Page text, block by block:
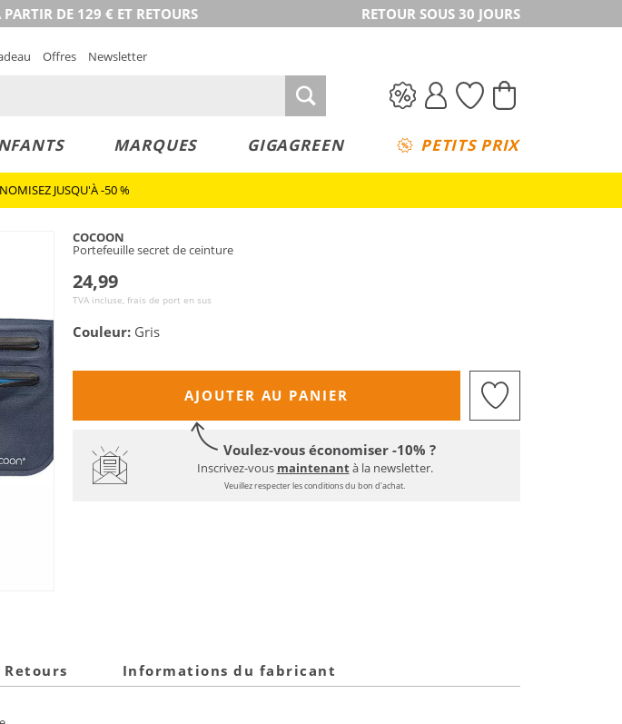
DE 129 € ET RETOURS RETOUR SOUS 30 JOURS
Offres Newsletter
MARQUES GIGAGREEN PETITS PRIX
JUSQU'À -50 %
COCOON
Portefeuille secret de ceinture
24,99
TVA incluse, frais de port en sus
Couleur: Gris
AJOUTER AU PANIER
Voulez-vous économiser -10% ?
Inscrivez-vous maintenantà la newsletter.
Veuillez respecter les conditions du bon d'achat.
Informations du fabricant